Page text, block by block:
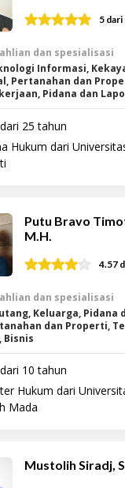
5 dari
dan spesialisasi
Informasi,
Pertanahan dan
Pidana dan
25 tahun
Hukum dari
Putu Bravo
M.H.
4.57
dan spesialisasi
Keluarga, Pidana
dan Properti,
Bisnis
10 tahun
Hukum dari
Mada
Mustolih Siradj,